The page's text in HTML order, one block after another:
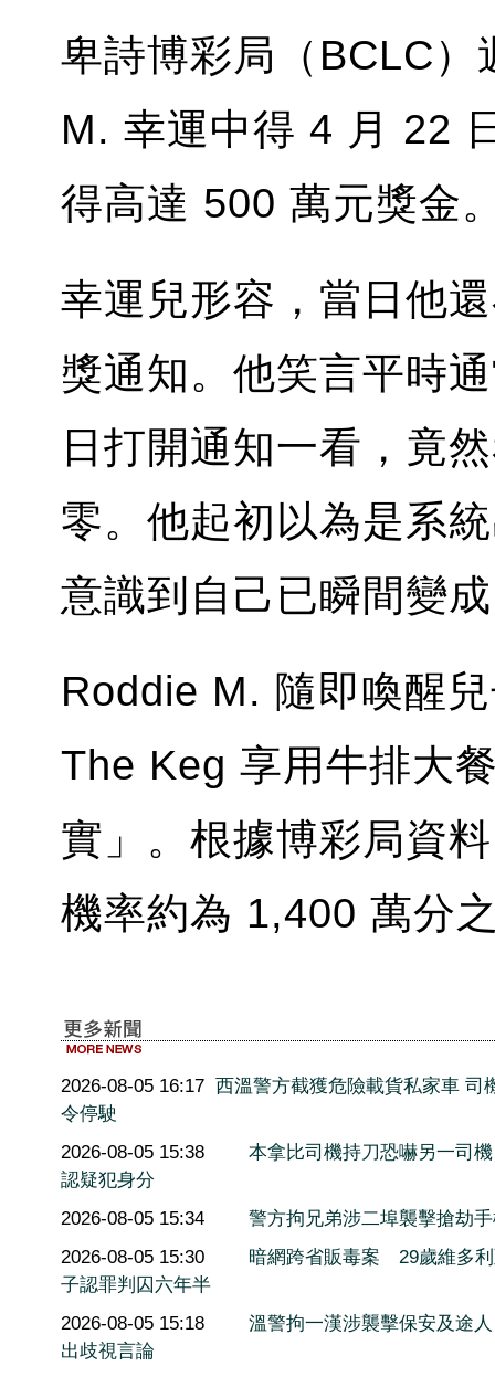
卑詩博彩局（BCLC
M. 幸運中得 4 月 22
得高達 500 萬元獎金
幸運兒形容，當日他
獎通知。他笑言平時
日打開通知一看，竟
零。他起初以為是系
意識到自己已瞬間變
Roddie M. 隨即喚醒
The Keg 享用牛排大
實」。根據博彩局資
機率約為 1,400 萬分
2026-08-05 16:17 西溫警方截獲危險載貨私家車 司
令停駛
2026-08-05 15:38
本拿比司機持刀恐嚇另一司
認疑犯身分
2026-08-05 15:34
警方拘兄弟涉二埠襲擊搶劫
2026-08-05 15:30
暗網跨省販毒案 29歲維多
子認罪判囚六年半
2026-08-05 15:18
溫警拘一漢涉襲擊保安及途
出歧視言論